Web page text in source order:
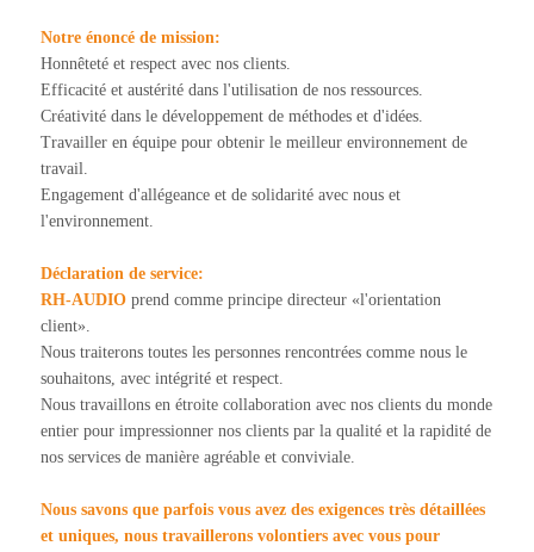
Notre énoncé de mission:
Honnêteté et respect avec nos clients.
Efficacité et austérité dans l'utilisation de nos ressources.
Créativité dans le développement de méthodes et d'idées.
Travailler en équipe pour obtenir le meilleur environnement de
travail.
Engagement d'allégeance et de solidarité avec nous et
l'environnement.
Déclaration de service:
RH-AUDIO prend comme principe directeur «l'orientation
client».
Nous traiterons toutes les personnes rencontrées comme nous le
souhaitons, avec intégrité et respect.
Nous travaillons en étroite collaboration avec nos clients du monde
entier pour impressionner nos clients par la qualité et la rapidité de
nos services de manière agréable et conviviale.
Nous savons que parfois vous avez des exigences très détaillées
et uniques, nous travaillerons volontiers avec vous pour